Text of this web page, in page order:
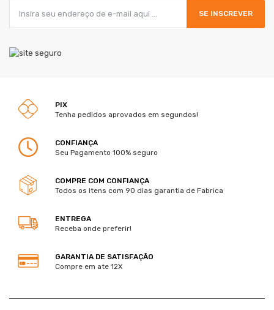
SE INSCREVER
PIX
Tenha pedidos aprovados em segundos!
CONFIANÇA
Seu Pagamento 100% seguro
COMPRE COM CONFIANÇA
Todos os itens com 90 dias garantia de Fabrica
ENTREGA
Receba onde preferir!
GARANTIA DE SATISFAÇÃO
Compre em ate 12X